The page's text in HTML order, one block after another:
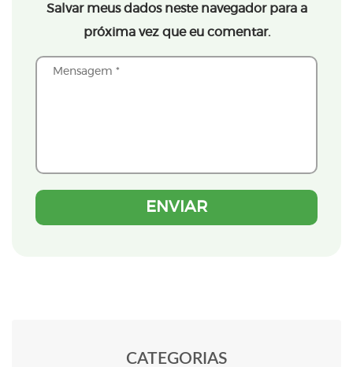
Salvar meus dados neste navegador para a
próxima vez que eu comentar.
CATEGORIAS